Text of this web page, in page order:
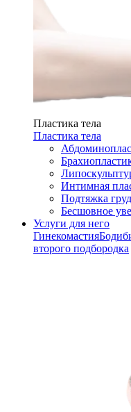
Пластика тела
Пластика тела
Интимная
Подтяжка
Бесшовное
Услуги для него
Гинекомастия
второго подбородка